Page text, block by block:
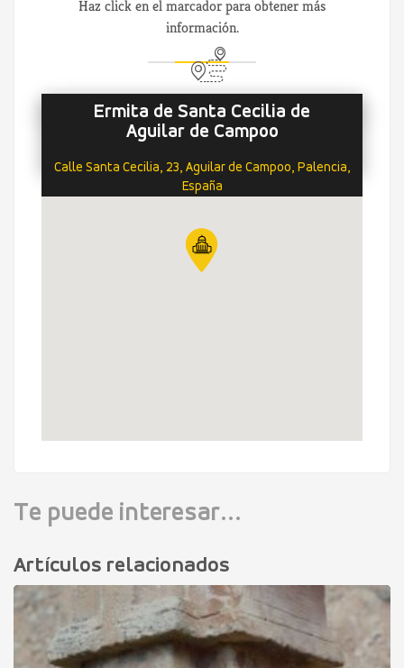
Haz click en el marcador para obtener más
información.
Ermita de Santa Cecilia de
Aguilar de Campoo
Calle Santa Cecilia, 23, Aguilar de Campoo, Palencia,
España
Te puede interesar...
Artículos relacionados